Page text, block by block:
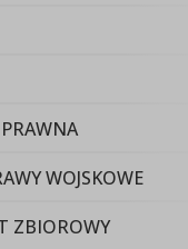
WOJSKOWE
ZBIOROWY